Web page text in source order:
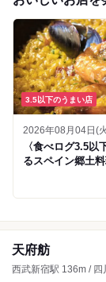
3.5以下のうまい店
2026年08月04日(
〈食べログ3.5
るスペイン郷土
天府舫
西武新宿駅 136m /